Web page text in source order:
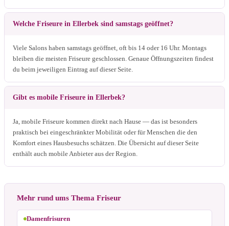
Welche Friseure in Ellerbek sind samstags geöffnet?
Viele Salons haben samstags geöffnet, oft bis 14 oder 16 Uhr. Montags
bleiben die meisten Friseure geschlossen. Genaue Öffnungszeiten findest
du beim jeweiligen Eintrag auf dieser Seite.
Gibt es mobile Friseure in Ellerbek?
Ja, mobile Friseure kommen direkt nach Hause — das ist besonders
praktisch bei eingeschränkter Mobilität oder für Menschen die den
Komfort eines Hausbesuchs schätzen. Die Übersicht auf dieser Seite
enthält auch mobile Anbieter aus der Region.
Mehr rund ums Thema Friseur
Damenfrisuren